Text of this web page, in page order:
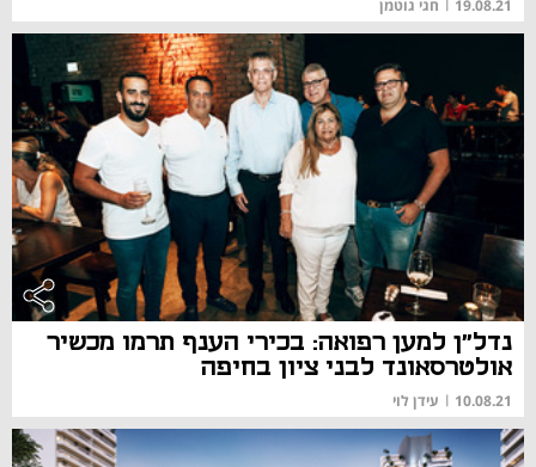
19.08.21 חגי גוטמן
נדל"ן למען רפואה: בכירי הענף תרמו מכשיר
אולטרסאונד לבני ציון בחיפה
10.08.21
| עידן לוי